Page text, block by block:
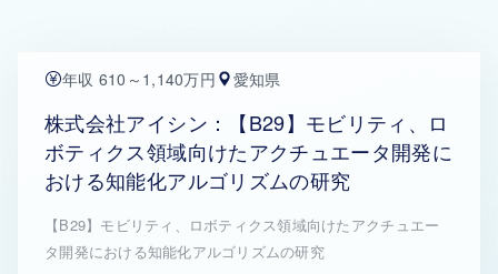
年収 610～1,140万円 愛知県
株式会社アイシン：【B29】モビリティ、ロ
ボティクス領域向けたアクチュエータ開発に
おける知能化アルゴリズムの研究
【B29】モビリティ、ロボティクス領域向けたアクチュエー
タ開発における知能化アルゴリズムの研究